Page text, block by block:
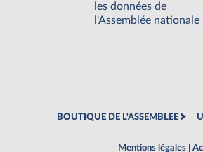
les données de
l'Assemblée nationale
BOUTIQUE DE L'ASSEMBLEE
Mentions légales